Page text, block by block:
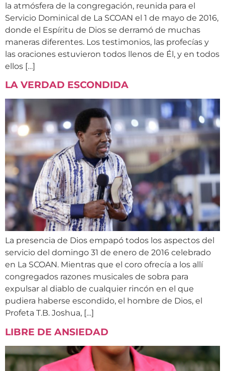
la atmósfera de la congregación, reunida para el
Servicio Dominical de La SCOAN el 1 de mayo de 2016,
donde el Espíritu de Dios se derramó de muchas
maneras diferentes. Los testimonios, las profecías y
las oraciones estuvieron todos llenos de Él, y en todos
ellos […]
LA VERDAD ESCONDIDA
La presencia de Dios empapó todos los aspectos del
servicio del domingo 31 de enero de 2016 celebrado
en La SCOAN. Mientras que el coro ofrecía a los allí
congregados razones musicales de sobra para
expulsar al diablo de cualquier rincón en el que
pudiera haberse escondido, el hombre de Dios, el
Profeta T.B. Joshua, […]
LIBRE DE ANSIEDAD